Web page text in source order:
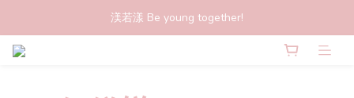
渼若漾 Be young together!